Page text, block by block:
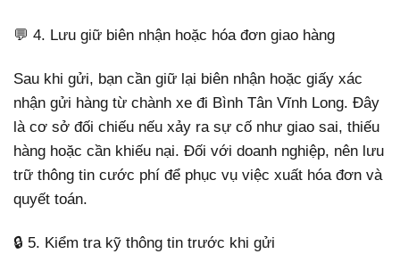
💬 4. Lưu giữ biên nhận hoặc hóa đơn giao hàng
Sau khi gửi, bạn cần giữ lại biên nhận hoặc giấy xác
nhận gửi hàng từ chành xe đi Bình Tân Vĩnh Long. Đây
là cơ sở đối chiếu nếu xảy ra sự cố như giao sai, thiếu
hàng hoặc cần khiếu nại. Đối với doanh nghiệp, nên lưu
trữ thông tin cước phí để phục vụ việc xuất hóa đơn và
quyết toán.
🔒 5. Kiểm tra kỹ thông tin trước khi gửi